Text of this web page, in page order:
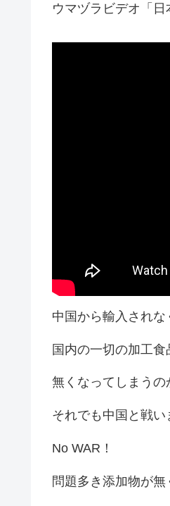
ウマヅラビデオ「日
中国から輸入されな
国内の一切の加工食
無くなってしまうの
それでも中国と戦い
No WAR！
問題多き添加物が無